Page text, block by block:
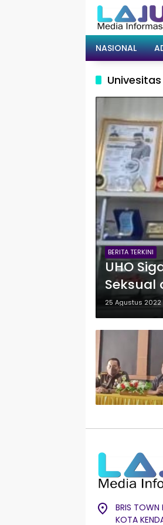
NASIONAL
BERITA TERKINI
UHO
Seksual
25 Agustus 2022
BRIS TOWN
KOTA